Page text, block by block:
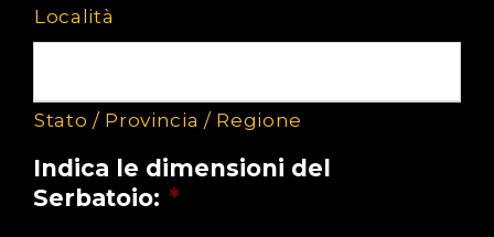
Località
Stato / Provincia / Regione
Indica le dimensioni del
Serbatoio: *